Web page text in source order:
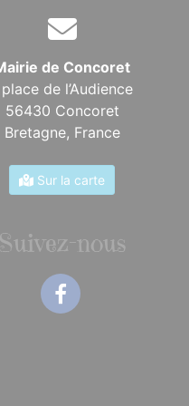
de Concoret
place de l’Audience
56430 Concoret
Bretagne, France
Sur la carte
Suivez-nous